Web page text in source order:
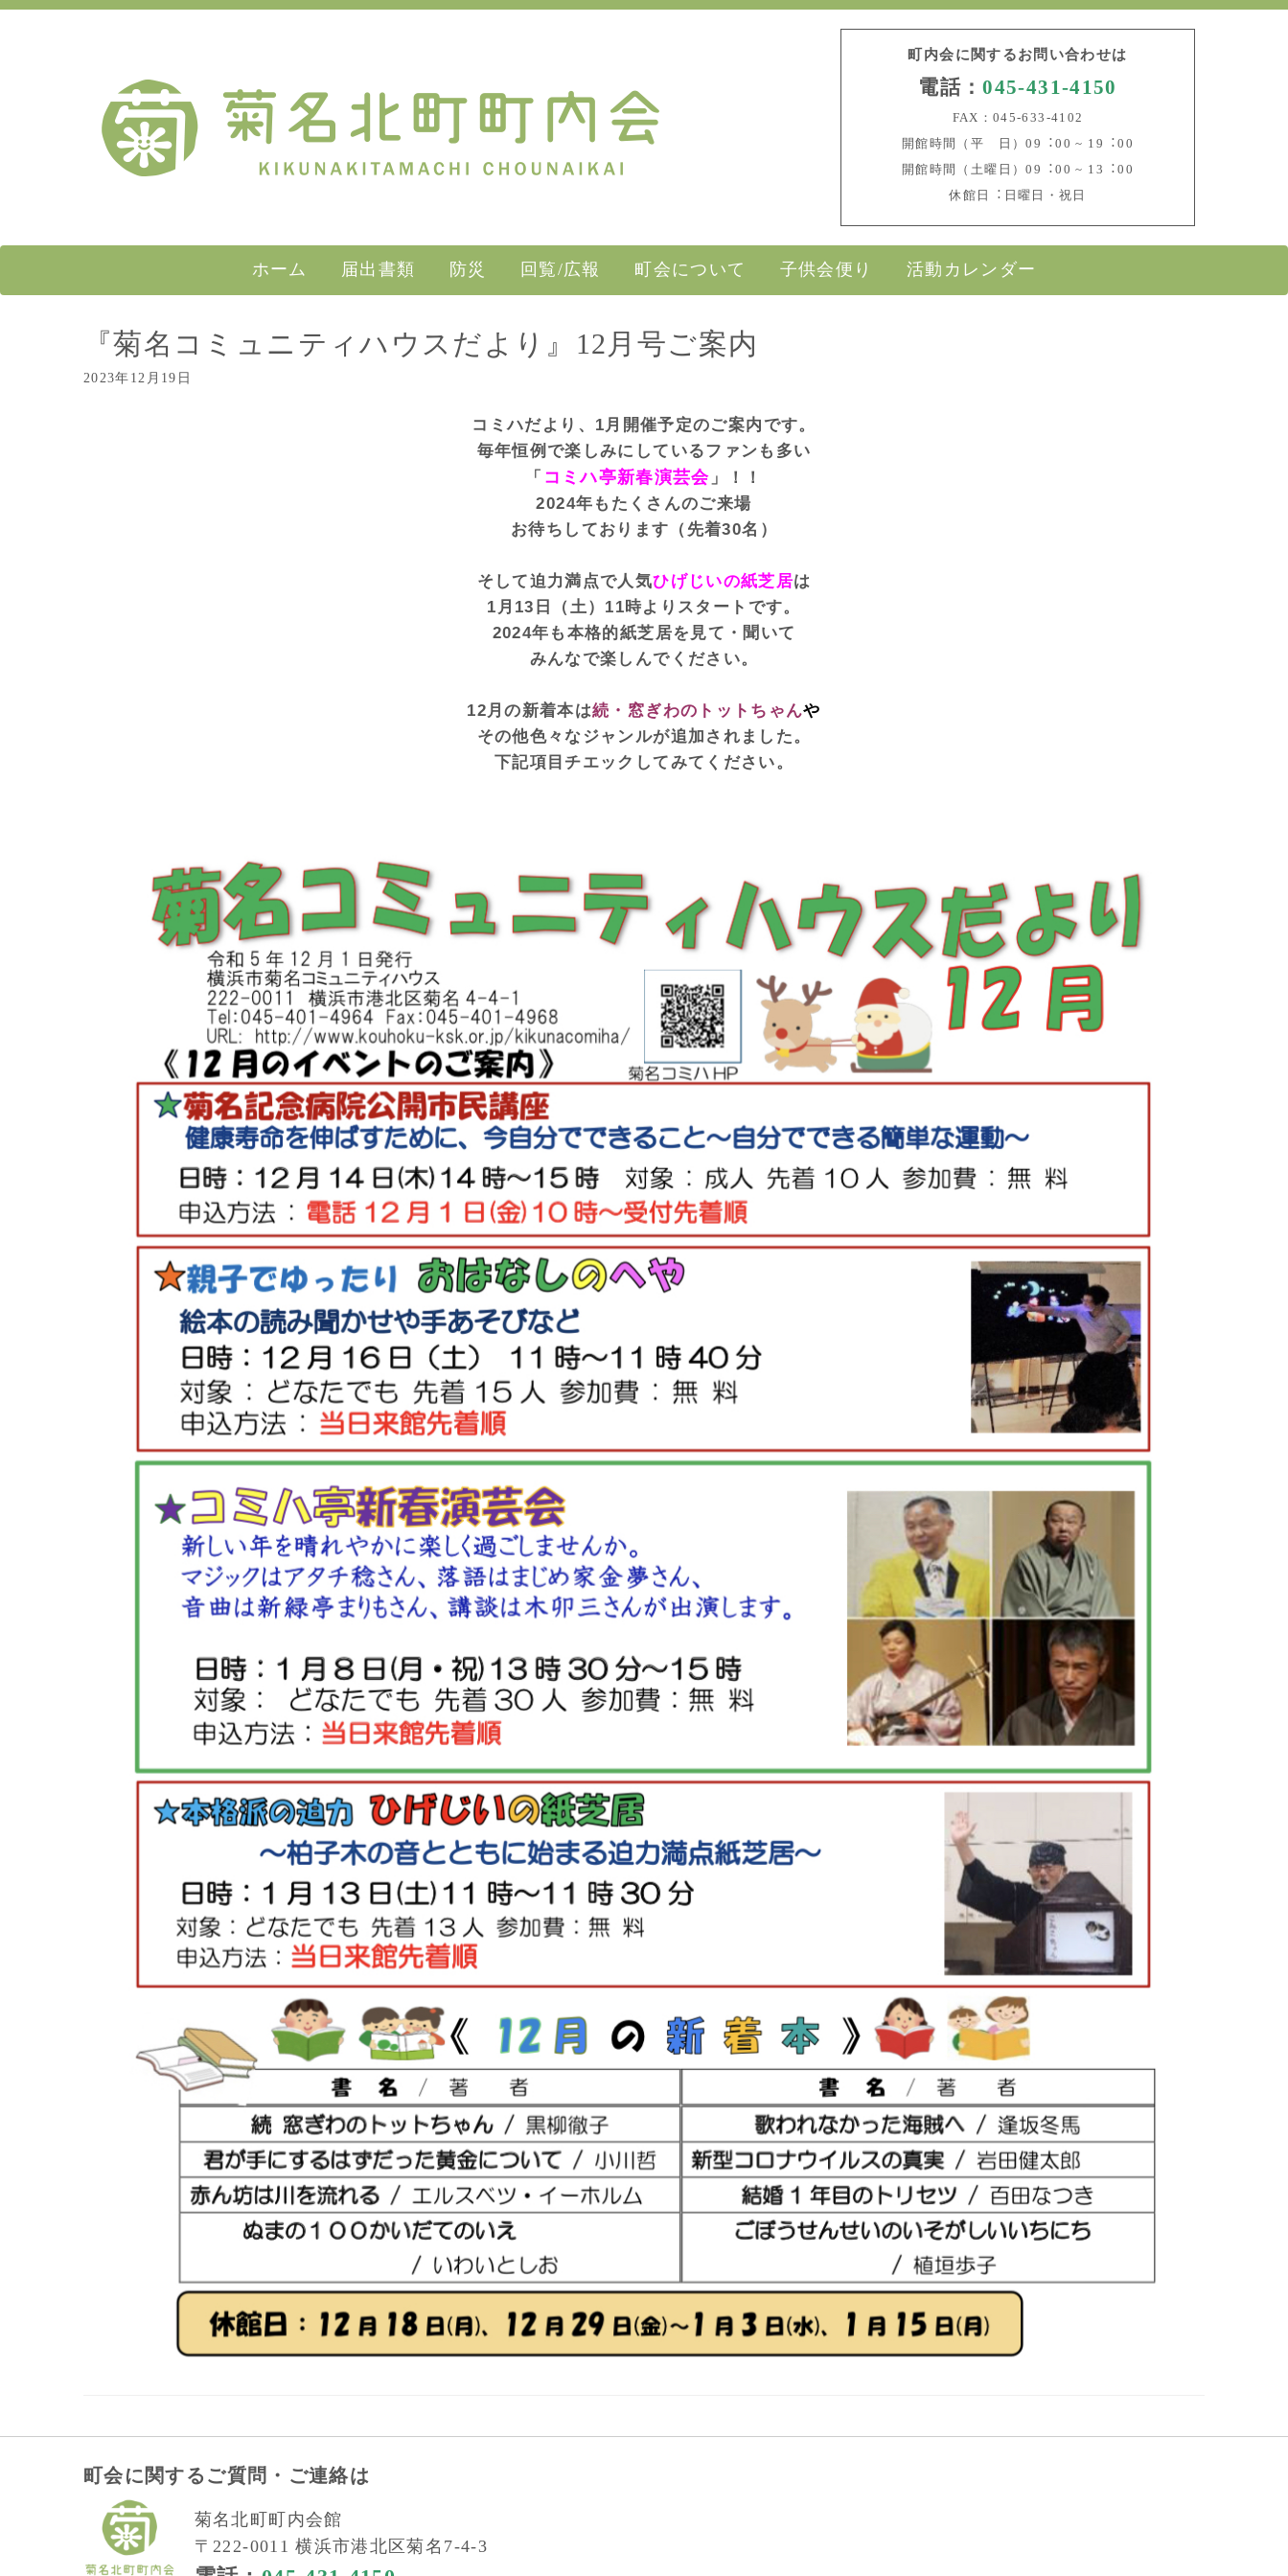
町内会に関するお問い合わせは
電話：045-431-4150
FAX：045-633-4102
開館時間（平 日）09︓00 ~ 19︓00
開館時間（土曜日）09︓00 ~ 13︓00
休館日︓日曜日・祝日
ホーム 届出書類 防災 回覧/広報 町会について 子供会便り 活動カレンダー
『菊名コミュニティハウスだより』12月号ご案内
2023年12月19日
コミハだより、1月開催予定のご案内です。
毎年恒例で楽しみにしているファンも多い
「 コミハ亭新春演芸会 」！！
2024年もたくさんのご来場
お待ちしております（先着30名）
そして迫力満点で人気ひげじいの紙芝居は
1月13日（土）11時よりスタートです。
2024年も本格的紙芝居を見て・聞いて
みんなで楽しんでください。
12月の新着本は続・窓ぎわのトットちゃんや
その他色々なジャンルが追加されました。
下記項目チエックしてみてください。
町会に関するご質問・ご連絡は
菊名北町町内会館
〒222-0011 横浜市港北区菊名7-4-3